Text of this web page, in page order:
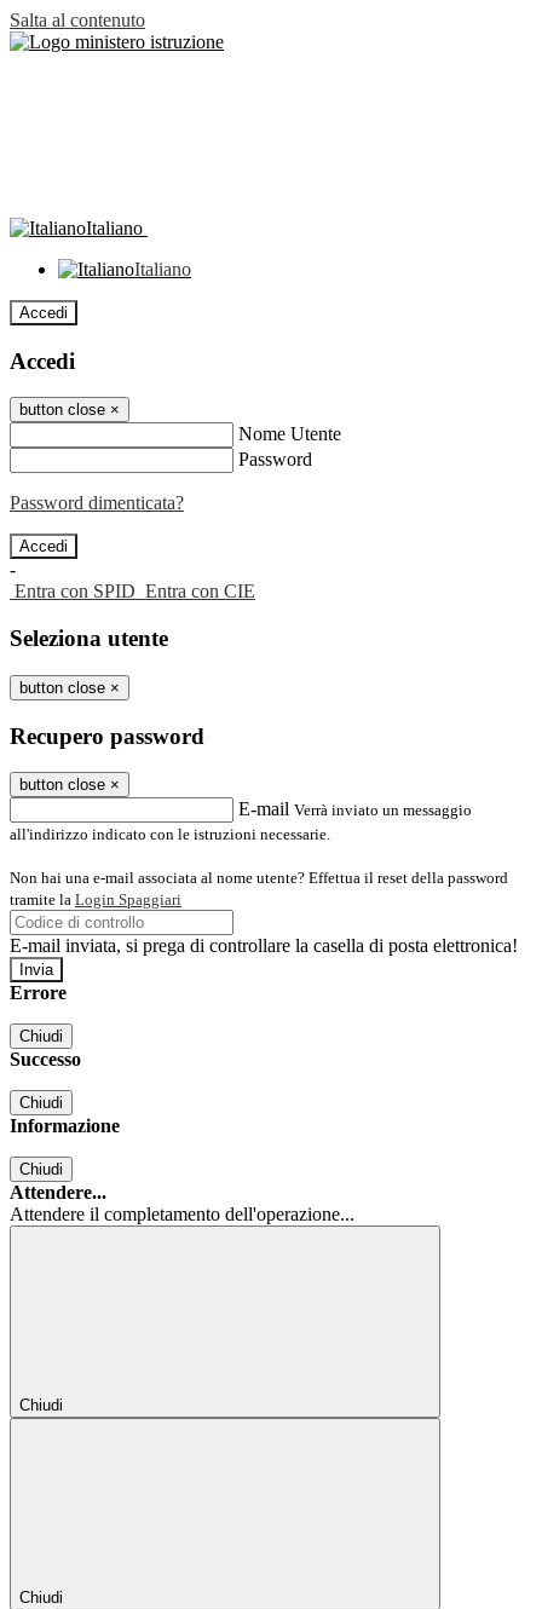
Salta al contenuto
Italiano
Italiano
Accedi
Accedi
button close ×
Nome Utente
Password
Password dimenticata?
-
Entra con SPID Entra con CIE
Seleziona utente
button close ×
Recupero password
button close ×
E-mail Verrà inviato un messaggio
all'indirizzo indicato con le istruzioni necessarie.
Non hai una e-mail associata al nome utente? Effettua il reset della password
tramite la Login Spaggiari
E-mail inviata, si prega di controllare la casella di posta elettronica!
Errore
Chiudi
Successo
Chiudi
Informazione
Chiudi
Attendere...
Attendere il completamento dell'operazione...
Chiudi
Chiudi